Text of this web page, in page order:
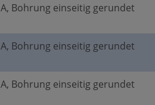
A, Bohrung einseitig gerundet
A, Bohrung einseitig gerundet
A, Bohrung einseitig gerundet